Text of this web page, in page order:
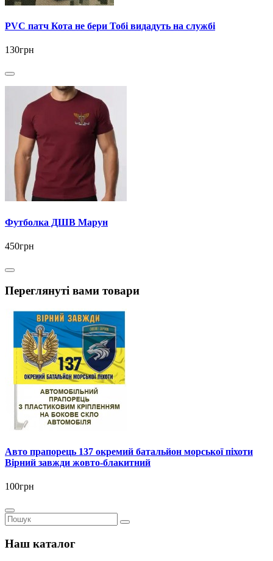
PVC патч Кота не бери Тобі видадуть на службі
130грн
Футболка ДШВ Марун
450грн
Переглянуті вами товари
Авто прапорець 137 окремий батальйон морської піхоти
Вірний завжди жовто-блакитний
100грн
Наш каталог